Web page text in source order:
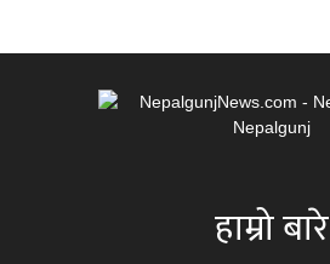
हाम्रो बारे